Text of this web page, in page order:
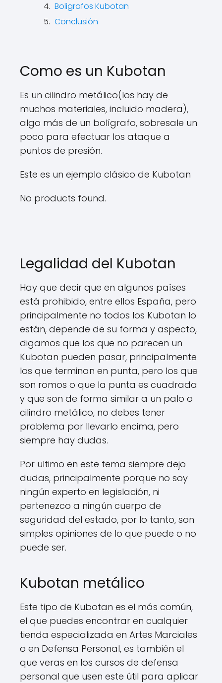
Boligrafos Kubotan
Conclusión
Como es un Kubotan
Es un cilindro metálico(los hay de
muchos materiales, incluido madera),
algo más de un bolígrafo, sobresale un
poco para efectuar los ataque a
puntos de presión.
Este es un ejemplo clásico de Kubotan
No products found.
Legalidad del Kubotan
Hay que decir que en algunos países
está prohibido, entre ellos España, pero
principalmente no todos los Kubotan lo
están, depende de su forma y aspecto,
digamos que los que no parecen un
Kubotan pueden pasar, principalmente
los que terminan en punta, pero los que
son romos o que la punta es cuadrada
y que son de forma similar a un palo o
cilindro metálico, no debes tener
problema por llevarlo encima, pero
siempre hay dudas.
Por ultimo en este tema siempre dejo
dudas, principalmente porque no soy
ningún experto en legislación, ni
pertenezco a ningún cuerpo de
seguridad del estado, por lo tanto, son
simples opiniones de lo que puede o no
puede ser.
Kubotan metálico
Este tipo de Kubotan es el más común,
el que puedes encontrar en cualquier
tienda especializada en Artes Marciales
o en Defensa Personal, es también el
que veras en los cursos de defensa
personal que usen este útil para aplicar